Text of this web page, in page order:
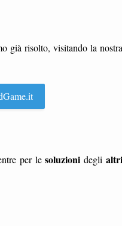
già risolto, visitando la nostra
per lesoluzioni degli